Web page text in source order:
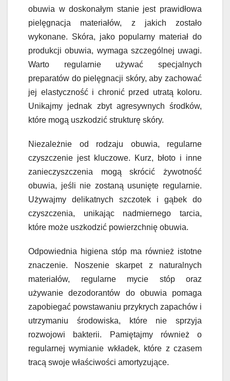
obuwia w doskonałym stanie jest prawidłowa
pielęgnacja materiałów, z jakich zostało
wykonane. Skóra, jako popularny materiał do
produkcji obuwia, wymaga szczególnej uwagi.
Warto regularnie używać specjalnych
preparatów do pielęgnacji skóry, aby zachować
jej elastyczność i chronić przed utratą koloru.
Unikajmy jednak zbyt agresywnych środków,
które mogą uszkodzić strukturę skóry.
Niezależnie od rodzaju obuwia, regularne
czyszczenie jest kluczowe. Kurz, błoto i inne
zanieczyszczenia mogą skrócić żywotność
obuwia, jeśli nie zostaną usunięte regularnie.
Używajmy delikatnych szczotek i gąbek do
czyszczenia, unikając nadmiernego tarcia,
które może uszkodzić powierzchnię obuwia.
Odpowiednia higiena stóp ma również istotne
znaczenie. Noszenie skarpet z naturalnych
materiałów, regularne mycie stóp oraz
używanie dezodorantów do obuwia pomaga
zapobiegać powstawaniu przykrych zapachów i
utrzymaniu środowiska, które nie sprzyja
rozwojowi bakterii. Pamiętajmy również o
regularnej wymianie wkładek, które z czasem
tracą swoje właściwości amortyzujące.